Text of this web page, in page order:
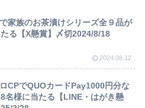
家族のお茶漬けシリーズ全９品が
る【X懸賞】〆切2024/8/18
2024.08.12
CPでQUOカードPay1000円分な
名様に当たる【LINE・はがき懸